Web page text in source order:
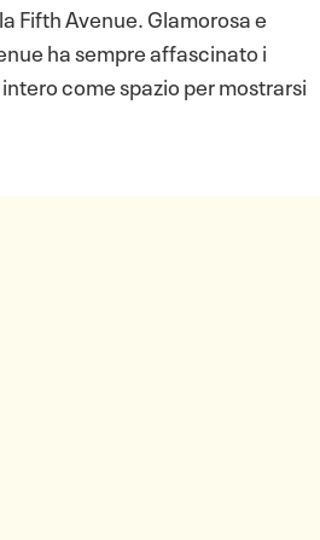
Fifth Avenue. Glamorosa e
ha sempre affascinato i
come spazio per mostrarsi